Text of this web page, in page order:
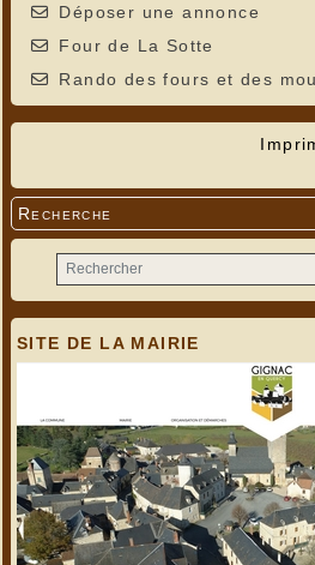
Déposer une annonce
Four de La Sotte
Rando des fours et des
Recherche
SITE DE LA MAIRIE